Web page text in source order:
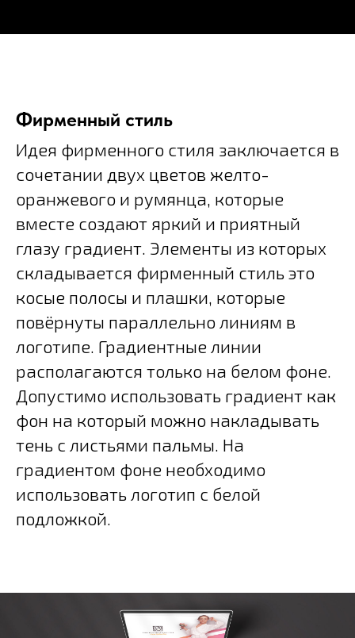
Фирменный стиль
Идея фирменного стиля заключается в
сочетании двух цветов желто-
оранжевого и румянца, которые
вместе создают яркий и приятный
глазу градиент. Элементы из которых
складывается фирменный стиль это
косые полосы и плашки, которые
повёрнуты параллельно линиям в
логотипе. Градиентные линии
располагаются только на белом фоне.
Допустимо использовать градиент как
фон на который можно накладывать
тень с листьями пальмы. На
градиентом фоне необходимо
использовать логотип с белой
подложкой.